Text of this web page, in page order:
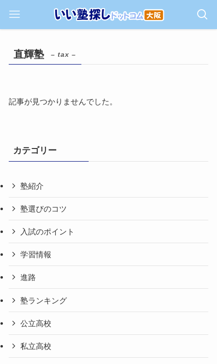
直輝塾 – tax –
記事が見つかりませんでした。
カテゴリー
塾紹介
塾選びのコツ
入試のポイント
学習情報
進路
塾ランキング
公立高校
私立高校